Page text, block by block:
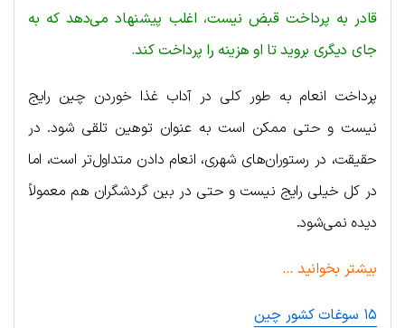
قادر به پرداخت قبض نیست، اغلب پیشنهاد می‌دهد که به
جای دیگری بروید تا او هزینه را پرداخت کند.
پرداخت انعام به طور کلی در آداب غذا خوردن چین رایج
نیست و حتی ممکن است به عنوان توهین تلقی شود. در
حقیقت، در رستوران‌های شهری، انعام دادن متداول‌تر است، اما
در کل خیلی رایج نیست و حتی در بین گردشگران هم معمولاً
دیده نمی‌شود.
بیشتر بخوانید …
۱۵ سوغات کشور چین